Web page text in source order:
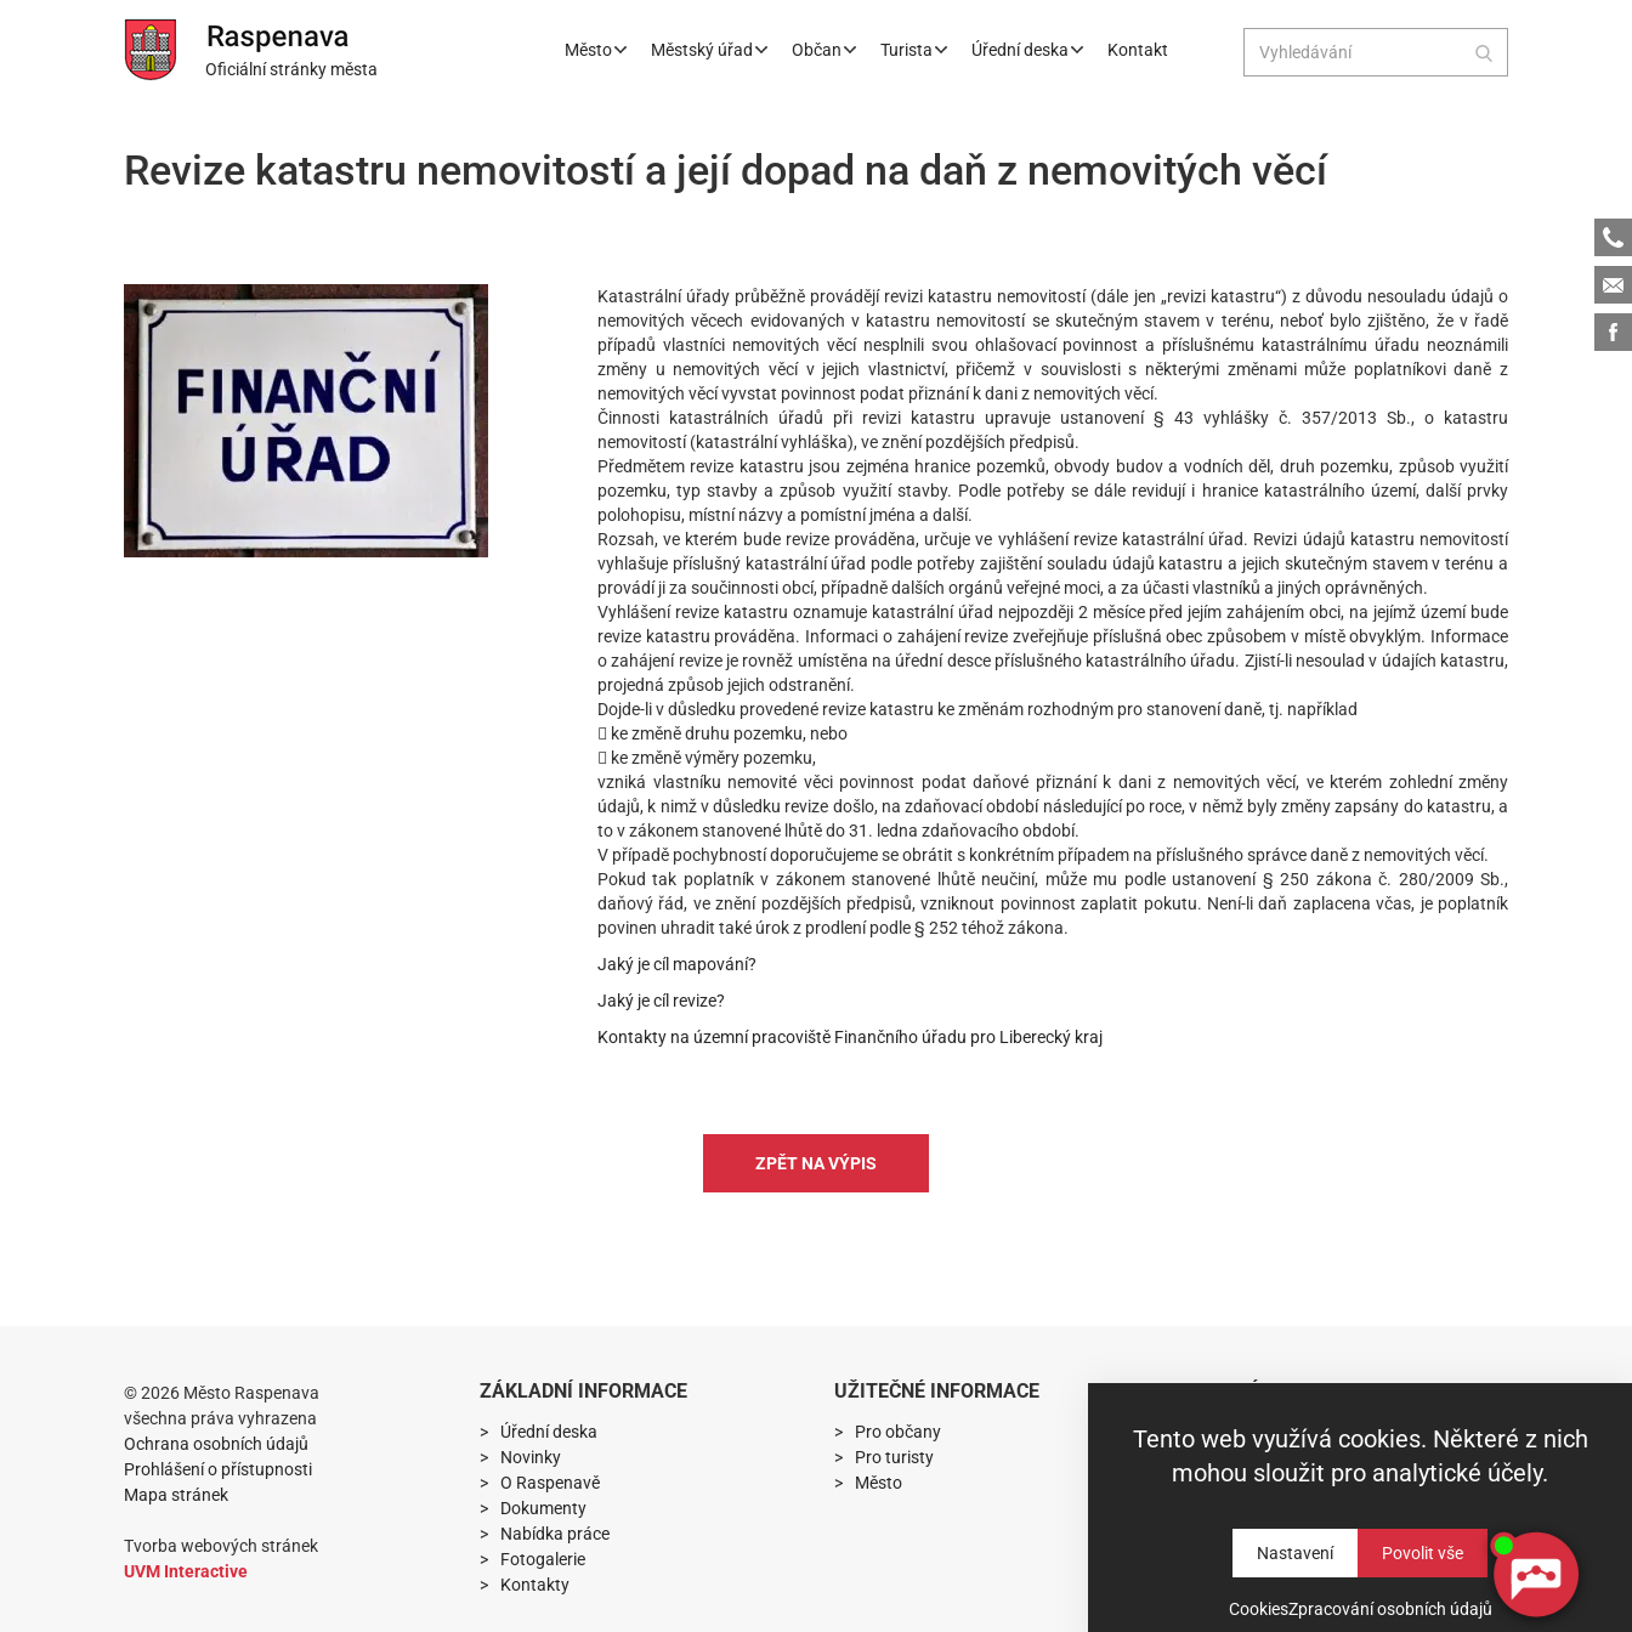
Oficiální stránky města
Město Městský úřad Občan Turista Úřední deska Kontakt
Tento web využívá cookies. Některé z nich
mohou sloužit pro analytické účely.
Nastavení
CookiesZpracování osobních údajů
Revize katastru nemovitostí a její dopad na daň z nemovitých věcí
Katastrální úřady průběžně provádějí revizi katastru nemovitostí (dále jen „revizi katastru“) z důvodu nesouladu údajů o
nemovitých věcech evidovaných v katastru nemovitostí se skutečným stavem v terénu, neboť bylo zjištěno, že v řadě
případů vlastníci nemovitých věcí nesplnili svou ohlašovací povinnost a příslušnému katastrálnímu úřadu neoznámili
změny u nemovitých věcí v jejich vlastnictví, přičemž v souvislosti s některými změnami může poplatníkovi daně z
nemovitých věcí vyvstat povinnost podat přiznání k dani z nemovitých věcí.
Činnosti katastrálních úřadů při revizi katastru upravuje ustanovení § 43 vyhlášky č. 357/2013 Sb., o katastru
nemovitostí (katastrální vyhláška), ve znění pozdějších předpisů.
Předmětem revize katastru jsou zejména hranice pozemků, obvody budov a vodních děl, druh pozemku, způsob využití
pozemku, typ stavby a způsob využití stavby. Podle potřeby se dále revidují i hranice katastrálního území, další prvky
polohopisu, místní názvy a pomístní jména a další.
Rozsah, ve kterém bude revize prováděna, určuje ve vyhlášení revize katastrální úřad. Revizi údajů katastru nemovitostí
vyhlašuje příslušný katastrální úřad podle potřeby zajištění souladu údajů katastru a jejich skutečným stavem v terénu a
provádí ji za součinnosti obcí, případně dalších orgánů veřejné moci, a za účasti vlastníků a jiných oprávněných.
Vyhlášení revize katastru oznamuje katastrální úřad nejpozději 2 měsíce před jejím zahájením obci, na jejímž území bude
revize katastru prováděna. Informaci o zahájení revize zveřejňuje příslušná obec způsobem v místě obvyklým. Informace
o zahájení revize je rovněž umístěna na úřední desce příslušného katastrálního úřadu. Zjistí-li nesoulad v údajích katastru,
projedná způsob jejich odstranění.
Dojde-li v důsledku provedené revize katastru ke změnám rozhodným pro stanovení daně, tj. například
 ke změně druhu pozemku, nebo
 ke změně výměry pozemku,
vzniká vlastníku nemovité věci povinnost podat daňové přiznání k dani z nemovitých věcí, ve kterém zohlední změny
údajů, k nimž v důsledku revize došlo, na zdaňovací období následující po roce, v němž byly změny zapsány do katastru, a
to v zákonem stanovené lhůtě do 31. ledna zdaňovacího období.
V případě pochybností doporučujeme se obrátit s konkrétním případem na příslušného správce daně z nemovitých věcí.
Pokud tak poplatník v zákonem stanovené lhůtě neučiní, může mu podle ustanovení § 250 zákona č. 280/2009 Sb.,
daňový řád, ve znění pozdějších předpisů, vzniknout povinnost zaplatit pokutu. Není-li daň zaplacena včas, je poplatník
povinen uhradit také úrok z prodlení podle § 252 téhož zákona.
Jaký je cíl mapování?
Jaký je cíl revize?
Kontakty na územní pracoviště Finančního úřadu pro Liberecký kraj
ZPĚT NA VÝPIS
© 2026 Město Raspenava
všechna práva vyhrazena
Ochrana osobních údajů
Prohlášení o přístupnosti
Mapa stránek
Tvorba webových stránek
UVM Interactive
ZÁKLADNÍ INFORMACE
Úřední deska
Novinky
O Raspenavě
Dokumenty
Nabídka práce
Fotogalerie
Kontakty
UŽITEČNÉ INFORMACE
Pro občany
Pro turisty
Město
RYCHLÝ KONTAKT
Město Raspenava, Fučíkova 421, 463 61
Raspenava
IČ:00263141 DIČ:CZ00263141
Telefon: +420 482 360 431
Fax: +420 482 319 229
mesto.raspenava@raspenava.cz